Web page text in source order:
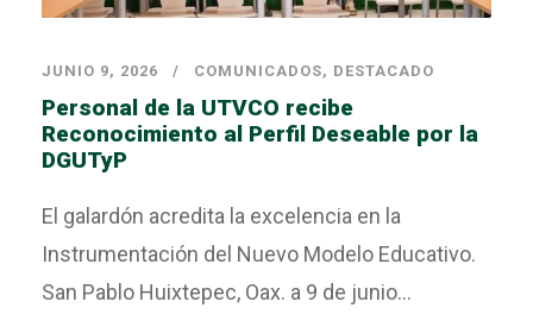
JUNIO 9, 2026 COMUNICADOS, DESTACADO
Personal de la UTVCO recibe
Reconocimiento al Perfil Deseable por la
DGUTyP
El galardón acredita la excelencia en la
Instrumentación del Nuevo Modelo Educativo.
San Pablo Huixtepec, Oax. a 9 de junio...